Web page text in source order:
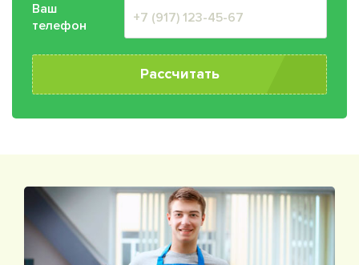
Ваш
телефон
Рассчитать